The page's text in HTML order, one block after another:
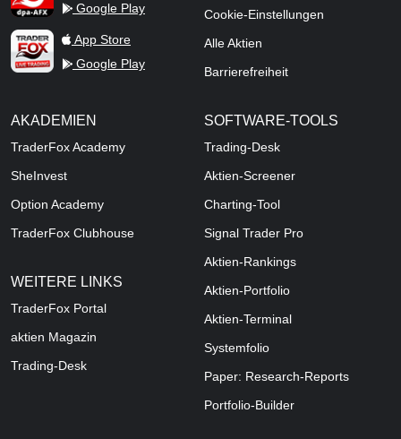
Google Play
TraderFox Live Trading
App Store
Google Play
Cookie-Einstellungen
Alle Aktien
Barrierefreiheit
AKADEMIEN
TraderFox Academy
SheInvest
Option Academy
TraderFox Clubhouse
WEITERE LINKS
TraderFox Portal
aktien Magazin
Trading-Desk
SOFTWARE-TOOLS
Trading-Desk
Aktien-Screener
Charting-Tool
Signal Trader Pro
Aktien-Rankings
Aktien-Portfolio
Aktien-Terminal
Systemfolio
Paper: Research-Reports
Portfolio-Builder